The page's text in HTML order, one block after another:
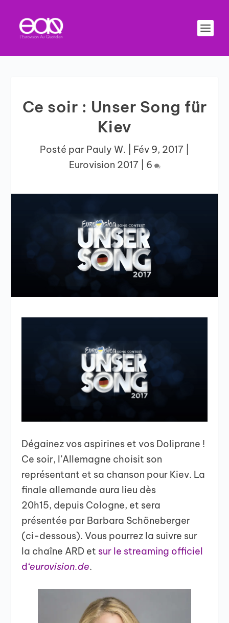
Ce soir : Unser Song für
Kiev
Posté par Pauly W. Fév 9, 2017
Eurovision 2017| 6
Dégainez vos aspirines et vos Doliprane !
Ce soir, l’Allemagne choisit son
représentant et sa chanson pour Kiev. La
finale allemande aura lieu dès
20h15, depuis Cologne, et sera
présentée par Barbara Schöneberger
(ci-dessous). Vous pourrez la suivre sur
la chaîne ARD et sur le streaming officiel
d‘eurovision.de.